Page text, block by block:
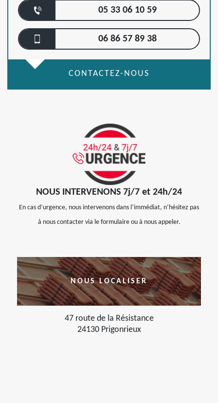
05 33 06 10 59
06 86 57 89 38
CONTACTEZ-NOUS
NOUS INTERVENONS 7j/7 et 24h/24
En cas d’urgence, nous intervenons dans l’immédiat, n’hésitez pas
à nous contacter via le formulaire ou à nous appeler.
NOUS LOCALISER
47 route de la Résistance
24130 Prigonrieux